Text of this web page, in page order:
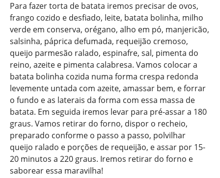
Para fazer torta de batata iremos precisar de ovos,
frango cozido e desfiado, leite, batata bolinha, milho
verde em conserva, orégano, alho em pó, manjericão,
salsinha, páprica defumada, requeijão cremoso,
queijo parmesão ralado, espinafre, sal, pimenta do
reino, azeite e pimenta calabresa. Vamos colocar a
batata bolinha cozida numa forma crespa redonda
levemente untada com azeite, amassar bem, e forrar
o fundo e as laterais da forma com essa massa de
batata. Em seguida iremos levar para pré-assar a 180
graus. Vamos retirar do forno, dispor o recheio,
preparado conforme o passo a passo, polvilhar
queijo ralado e porções de requeijão, e assar por 15-
20 minutos a 220 graus. Iremos retirar do forno e
saborear essa maravilha!